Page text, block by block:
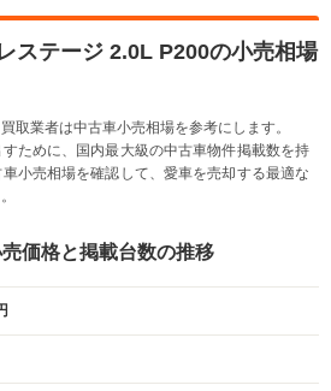
ステージ 2.0L P200の小売相場
取業者は中古車小売相場を参考にします。
ために、国内最大級の中古車物件掲載数を持
小売相場を確認して、愛車を売却する最適な
価格と掲載台数の推移